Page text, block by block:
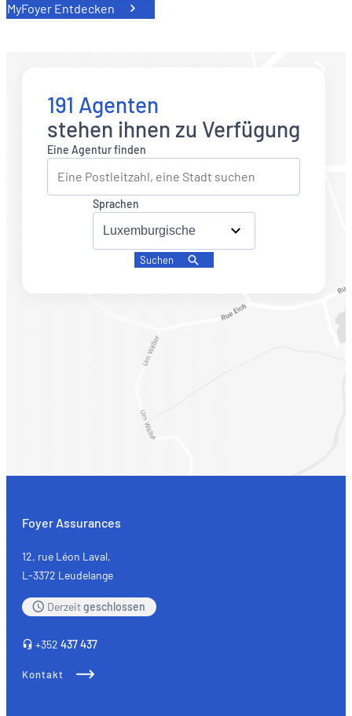
MyFoyer Entdecken
191 Agenten
stehen ihnen zu Verfügung
Eine Agentur finden
Sprachen
Suchen
Foyer Assurances
12, rue Léon Laval,
L-3372 Leudelange
Derzeitgeschlossen
+352 437 437
Kontakt